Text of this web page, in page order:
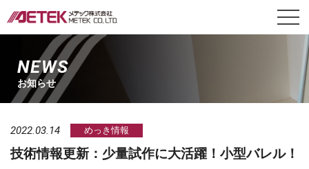
NEWS
お知らせ
2022.03.14 めっき情報
技術情報更新：少量試作に大活躍！小型バレル！